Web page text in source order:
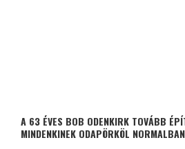
A 63 ÉVES BOB ODENKIRK TOVÁBB
MINDENKINEK ODAPÖRKÖL